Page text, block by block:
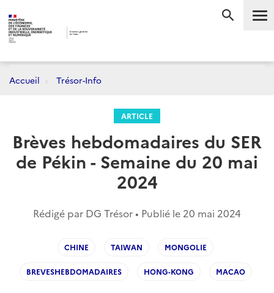
Accueil Trésor-Info
ARTICLE
Brèves hebdomadaires du SER
de Pékin - Semaine du 20 mai
2024
Rédigé par DG Trésor • Publié le 20 mai 2024
CHINE TAIWAN MONGOLIE
BREVESHEBDOMADAIRES HONG-KONG MACAO